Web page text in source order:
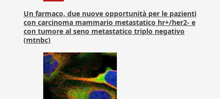
Un farmaco, due nuove opportunità per le pazienti
con carcinoma mammario metastatico hr+/her2- e
con tumore al seno metastatico triplo negativo
(mtnbc)